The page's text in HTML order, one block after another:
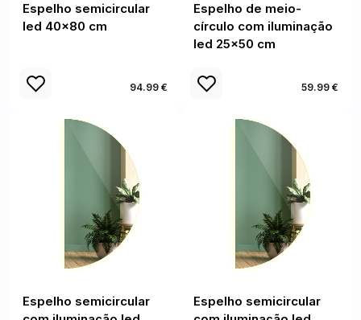
Espelho semicircular
led 40x80 cm
94.99 €
Espelho de meio-
círculo com iluminação
led 25x50 cm
59.99 €
Espelho semicircular
Espelho semicircular